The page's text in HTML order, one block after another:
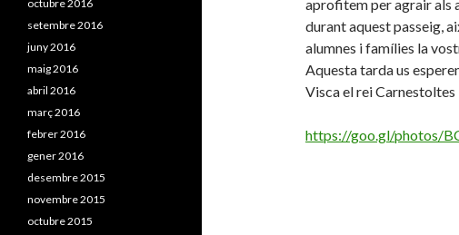
aprofitem per agrair als
durant aquest passeig,
alumnes i famílies la
Aquesta tarda us
Visca el rei Carnestoltes
https://goo.gl/photos/
octubre 2016
setembre 2016
juny 2016
maig 2016
abril 2016
març 2016
febrer 2016
gener 2016
desembre 2015
novembre 2015
octubre 2015